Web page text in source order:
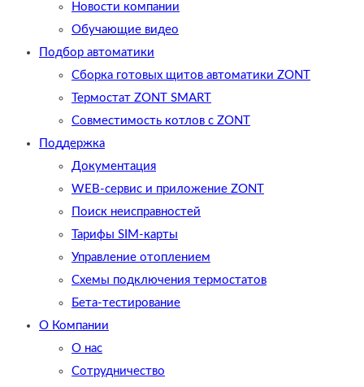
Новости компании
Обучающие видео
Подбор автоматики
Сборка готовых щитов автоматики ZONT
Термостат ZONT SMART
Совместимость котлов с ZONT
Поддержка
Документация
WEB-сервис и приложение ZONT
Поиск неисправностей
Тарифы SIM-карты
Управление отоплением
Схемы подключения термостатов
Бета-тестирование
О Компании
О нас
Сотрудничество